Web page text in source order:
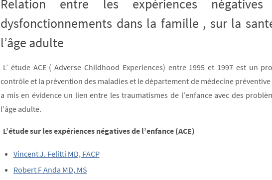
Relation entre les expériences
dysfonctionnements dans la famille , sur la
l’âge adulte
L’ étude ACE ( Adverse Childhood Experiences) entre 1995 et 1997 est un
contrôle et la prévention des maladies et le département de médecine préventive
a mis en évidence un lien entre les traumatismes de l’enfance avec des
l’âge adulte.
L’étude sur les expériences négatives de l’enfance (ACE)
Vincent J. Felitti MD, FACP
Robert F Anda MD, MS